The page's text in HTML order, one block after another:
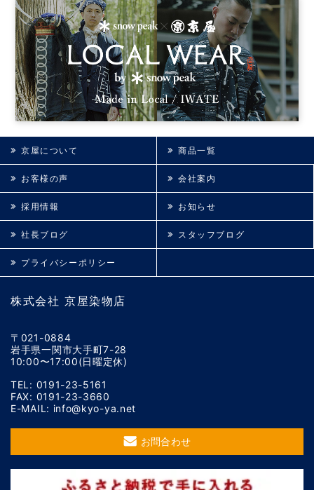
株式会社 京屋染物店
〒021-0884
岩手県一関市大手町7-28
10:00〜17:00(日曜定休)
TEL: 0191-23-5161
FAX: 0191-23-3660
E-MAIL: info@kyo-ya.net
お問合わせ
京屋について 商品一覧
お客様の声 会社案内
採用情報 お知らせ
社長ブログ スタッフブログ
プライバシーポリシー